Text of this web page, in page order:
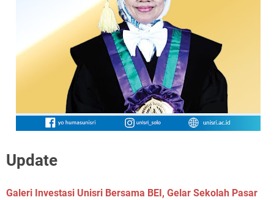
Update
Galeri Investasi Unisri Bersama BEI, Gelar Sekolah Pasar